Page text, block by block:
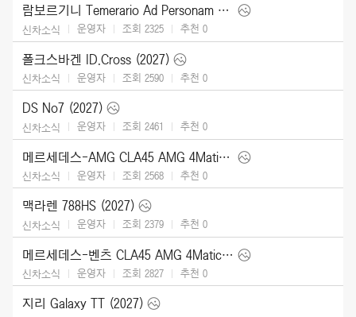
람보르기니 Temerario Ad Personam (2026)
신차소식 운영자 조회 2325 추천 0
폴크스바겐 ID.Cross (2027)
신차소식 운영자 조회 2590 추천 0
DS No7 (2027)
신차소식 운영자 조회 2461 추천 0
메르세데스-AMG CLA45 AMG 4Matic (2027)
신차소식 운영자 조회 2568 추천 0
맥라렌 788HS (2027)
신차소식 운영자 조회 2379 추천 0
메르세데스-벤츠 CLA45 AMG 4Matic (2027)
신차소식 운영자 조회 2827 추천 0
지리 Galaxy TT (2027)